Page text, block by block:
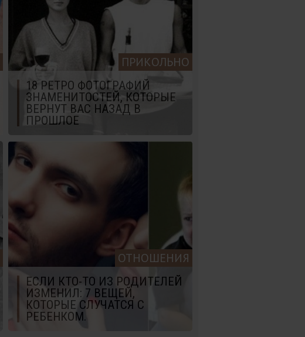
ПРИКОЛЬНО
18 РЕТРО ФОТОГРАФИЙ
ЗНАМЕНИТОСТЕЙ, КОТОРЫЕ
ВЕРНУТ ВАС НАЗАД В
ПРОШЛОЕ
ОТНОШЕНИЯ
ЕСЛИ КТО-ТО ИЗ РОДИТЕЛЕЙ
ИЗМЕНИЛ: 7 ВЕЩЕЙ,
КОТОРЫЕ СЛУЧАТСЯ С
РЕБЕНКОМ.